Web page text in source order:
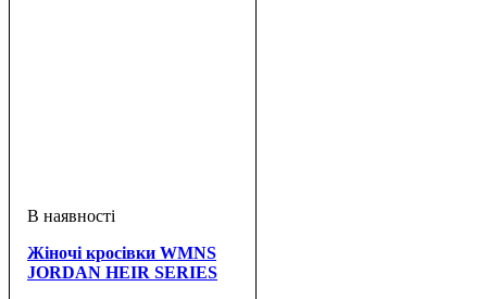
Жіночі кросівки WMNS
JORDAN HEIR SERIES